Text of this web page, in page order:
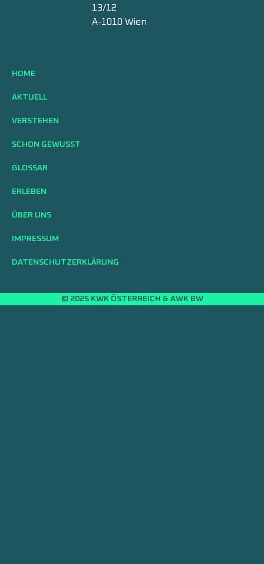
13/12
A-1010 Wien
HOME
AKTUELL
VERSTEHEN
SCHON GEWUSST
GLOSSAR
ERLEBEN
ÜBER UNS
IMPRESSUM
DATENSCHUTZERKLÄRUNG
© 2025 KWK ÖSTERREICH & AWK BW